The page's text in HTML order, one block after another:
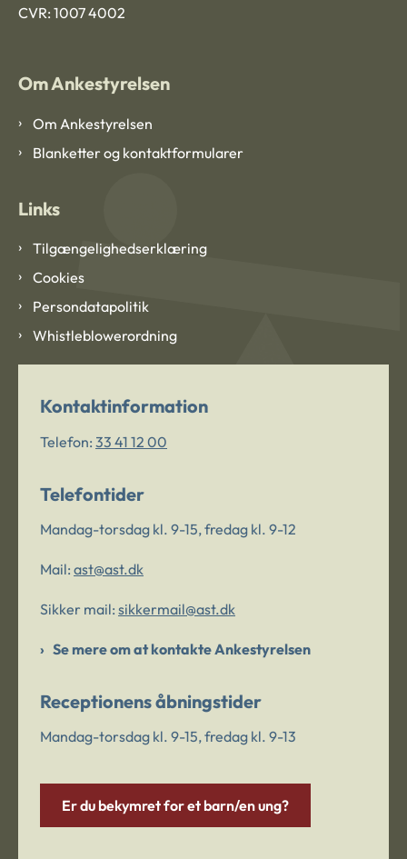
CVR: 1007 4002
Om Ankestyrelsen
Om Ankestyrelsen
Blanketter og kontaktformularer
Links
Tilgængelighedserklæring
Cookies
Persondatapolitik
Whistleblowerordning
Kontaktinformation
Telefon: 33 41 12 00
Telefontider
Mandag-torsdag kl. 9-15, fredag kl. 9-12
Mail: ast@ast.dk
Sikker mail: sikkermail@ast.dk
Se mere om at kontakte Ankestyrelsen
Receptionens åbningstider
Mandag-torsdag kl. 9-15, fredag kl. 9-13
Er du bekymret for et barn/en ung?